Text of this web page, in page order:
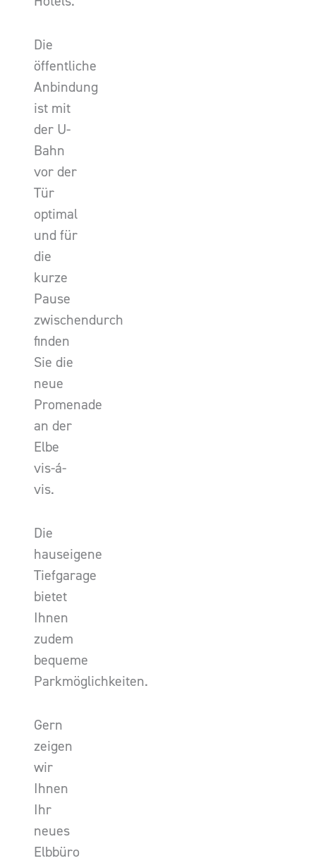
Die
öffentliche
Anbindung
ist mit
der U-
Bahn
vor der
Tür
optimal
und für
die
kurze
Pause
zwischendurch
finden
Sie die
neue
Promenade
an der
Elbe
vis-á-
vis.
Die
hauseigene
Tiefgarage
bietet
Ihnen
zudem
bequeme
Parkmöglichkeiten.
Gern
zeigen
wir
Ihnen
Ihr
neues
Elbbüro